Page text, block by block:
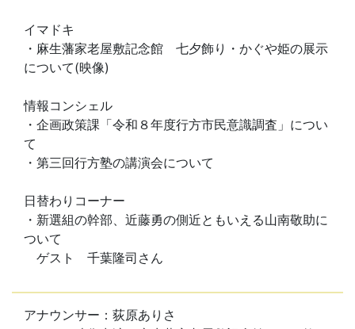
イマドキ
・麻生藩家老屋敷記念館 七夕飾り・かぐや姫の展示
について(映像)
情報コンシェル
・企画政策課「令和８年度行方市民意識調査」につい
て
・第三回行方塾の講演会について
日替わりコーナー
・新選組の幹部、近藤勇の側近ともいえる山南敬助に
ついて
ゲスト 千葉隆司さん
アナウンサー：荻原ありさ